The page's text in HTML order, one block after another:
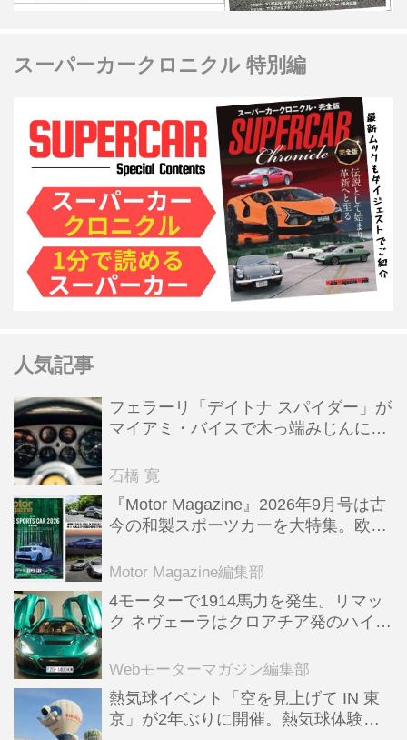
スーパーカークロニクル 特別編
人気記事
フェラーリ「デイトナ スパイダー」が
マイアミ・バイスで木っ端みじんにな
石橋 寛
『Motor Magazine』2026年9月号は古
今の和製スポーツカーを大特集。欧州
Motor Magazine編集部
4モーターで1914馬力を発生。リマッ
ク ネヴェーラはクロアチア発のハイパ
全版／115】
Webモーターマガジン編集部
熱気球イベント「空を見上げて IN 東
京」が2年ぶりに開催。熱気球体験搭